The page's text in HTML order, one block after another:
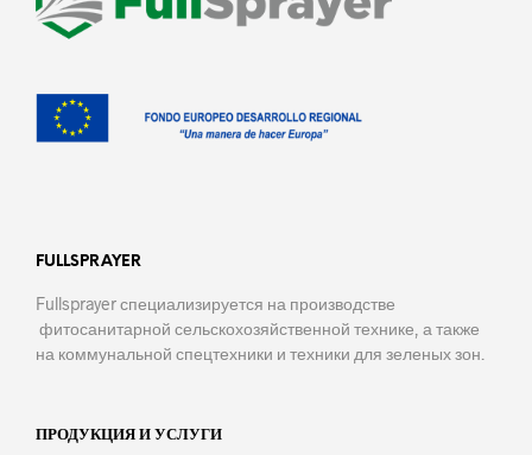
FULLSPRAYER
Fullsprayer специализируется на производстве
фитосанитарной сельскохозяйственной технике, а также
на коммунальной спецтехники и техники для зеленых зон.
ПРОДУКЦИЯ И УСЛУГИ